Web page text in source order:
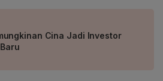
Cina Jadi Investor